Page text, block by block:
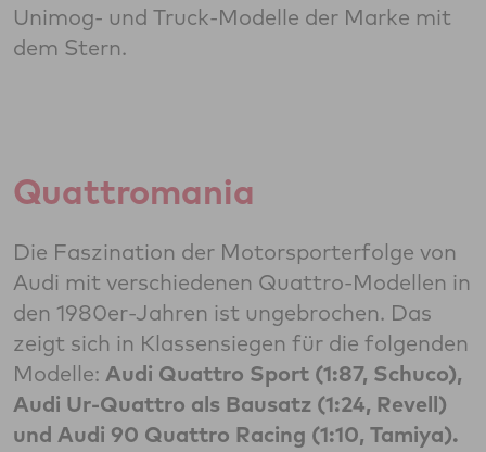
Unimog- und Truck-Modelle der Marke mit
dem Stern.
Quattromania
Die Faszination der Motorsporterfolge von
Audi mit verschiedenen Quattro-Modellen in
den 1980er-Jahren ist ungebrochen. Das
zeigt sich in Klassensiegen für die folgenden
Modelle: Audi Quattro Sport (1:87, Schuco),
Audi Ur-Quattro als Bausatz (1:24, Revell)
und Audi 90 Quattro Racing (1:10, Tamiya).